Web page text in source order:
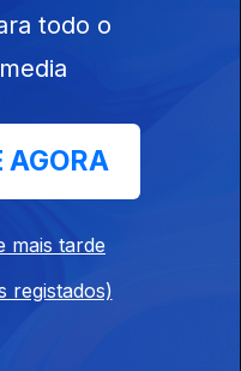
todo o
AGORA
mais tarde
registados)